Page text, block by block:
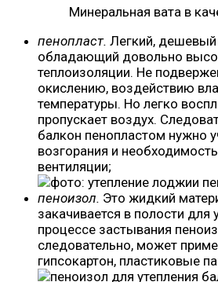
Минеральная вата в
пенопласт. Легкий, дешевый
обладающий довольно
теплоизоляции. Не
окислению, воздействию
температуры. Но легко
пропускает воздух.
балкон пенопластом нужно
возгорания и
вентиляции;
пеноизол. Это жидкий
закачивается в полости для
процессе застывания
следовательно, может
гипсокартон, пластиковые